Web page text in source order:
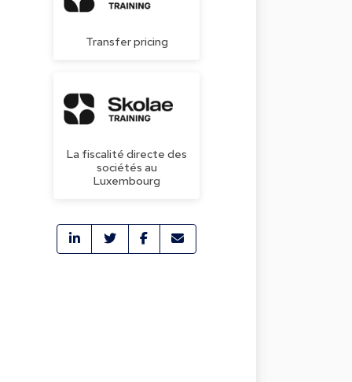
Transfer pricing
La fiscalité directe des
sociétés au
Luxembourg